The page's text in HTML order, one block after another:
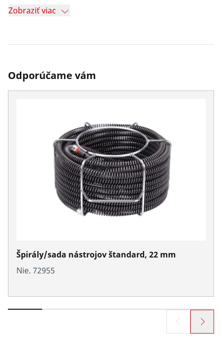
Zobraziť viac
Odporúčame vám
Špirály/sada nástrojov štandard, 22 mm
Nie. 72955